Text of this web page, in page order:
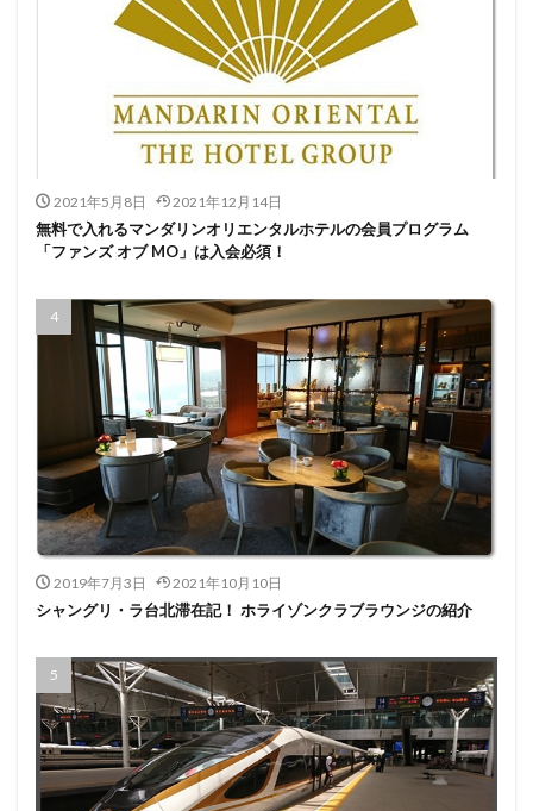
2021年5月8日 2021年12月14日
無料で入れるマンダリンオリエンタルホテルの会員プログラム
「ファンズ オブ MO」は入会必須！
2019年7月3日 2021年10月10日
シャングリ・ラ台北滞在記！ ホライゾンクラブラウンジの紹介